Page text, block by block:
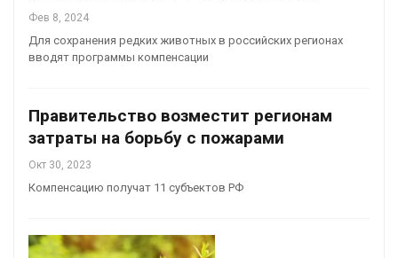
Фев 8, 2024
Для сохранения редких животных в российских регионах
вводят программы компенсации
Правительство возместит регионам
затраты на борьбу с пожарами
Окт 30, 2023
Компенсацию получат 11 субъектов РФ